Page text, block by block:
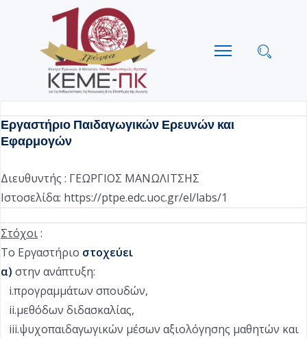
Εργαστήριο Παιδαγωγικών Ερευνών και
Εφαρμογών
Διευθυντής : ΓΕΩΡΓΙΟΣ ΜΑΝΩΛΙΤΣΗΣ
Ιστοσελίδα: https://ptpe.edc.uoc.gr/el/labs/1
Στόχοι:
Το Εργαστήριο στοχεύει
α) στην ανάπτυξη:
i.προγραμμάτων σπουδών,
ii.μεθόδων διδασκαλίας,
iii.ψυχοπαιδαγωγικών μέσων αξιολόγησης μαθητών και